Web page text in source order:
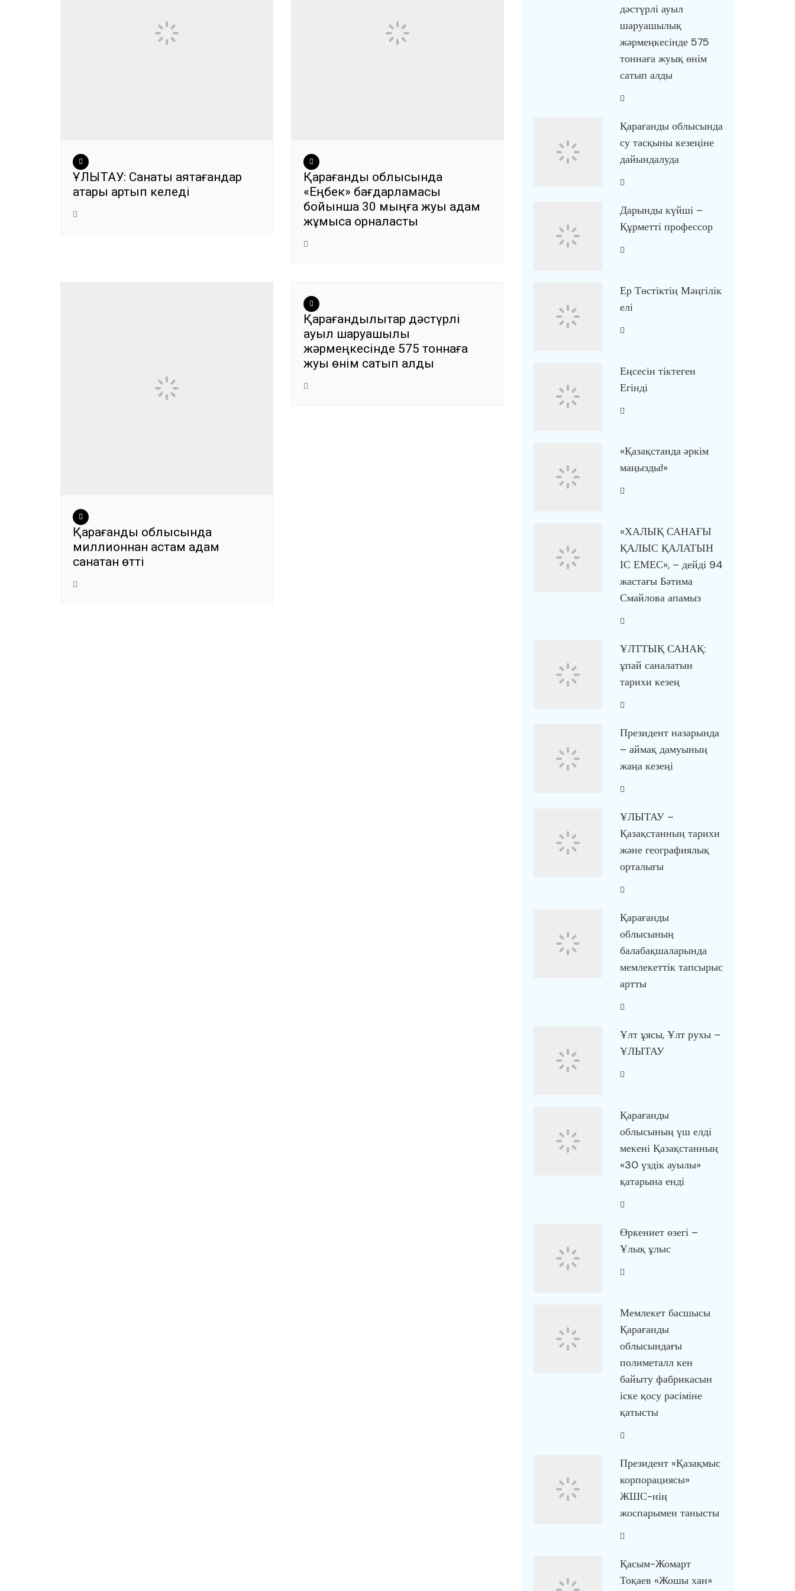
ҰЛЫТАУ: Санақты аяқтағандар
қатары артып келеді
Қарағанды облысында
«Еңбек» бағдарламасы
бойынша 30 мыңға жуық адам
жұмысқа орналасты
Қарағанды облысында
миллионнан астам адам
санақтан өтті
Қарағандылықтар дәстүрлі
ауыл шаруашылық
жәрмеңкесінде 575 тоннаға
жуық өнім сатып алды
дәстүрлі ауыл
шаруашылық
жәрмеңкесінде 575
тоннаға жуық өнім
сатып алды
Қарағанды облысында
су тасқыны кезеңіне
дайындалуда
Дарынды күйші –
Құрметті профессор
Ер Төстіктің Мәңгілік
елі
Еңсесін тіктеген
Егінді
«Қазақстанда әркім
маңызды!»
«ХАЛЫҚ САНАҒЫ
ҚАЛЫС ҚАЛАТЫН
ІС ЕМЕС», – дейді 94
жастағы Бәтима
Смайлова апамыз
ҰЛТТЫҚ САНАҚ:
ұпай саналатын
тарихи кезең
Президент назарында
– аймақ дамуының
жаңа кезеңі
ҰЛЫТАУ –
Қазақстанның тарихи
және географиялық
орталығы
Қарағанды
облысының
балабақшаларында
мемлекеттік тапсырыс
артты
Ұлт ұясы, Ұлт рухы –
ҰЛЫТАУ
Қарағанды
облысының үш елді
мекені Қазақстанның
«30 үздік ауылы»
қатарына енді
Өркениет өзегі –
Ұлық ұлыс
Мемлекет басшысы
Қарағанды
облысындағы
полиметалл кен
байыту фабрикасын
іске қосу рәсіміне
қатысты
Президент «Қазақмыс
корпорациясы»
ЖШС-нің
жоспарымен танысты
Қасым-Жомарт
Тоқаев «Жошы хан»